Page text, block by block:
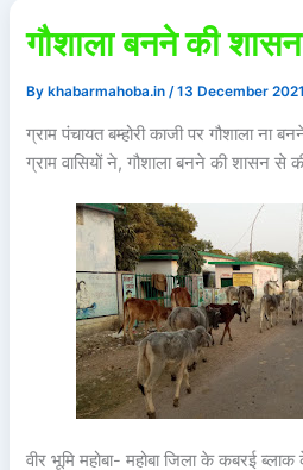
गौशाला बनने की
By khabarmahoba.in/13 December 2021
ग्राम पंचायत बम्होरी काजी पर गौशाला ना
ग्राम वासियों ने, गौशाला बनने की शासन से
वीर भूमि महोबा- महोबा जिला के कबरई ब्लाक